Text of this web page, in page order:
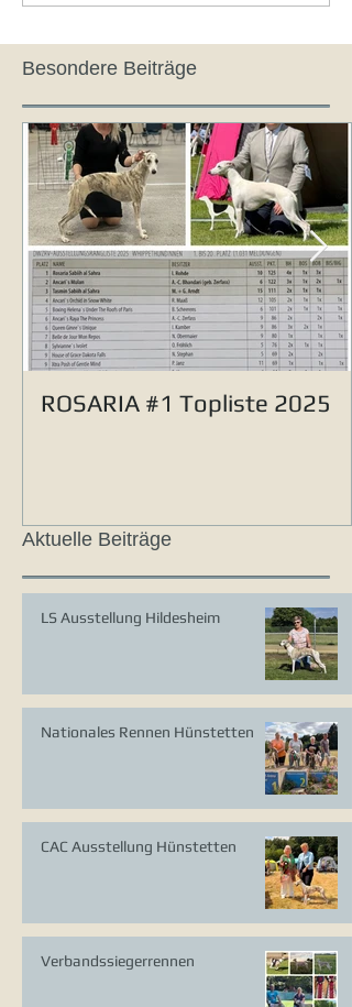
Besondere Beiträge
ROSARIA #1 Topliste 2025
Aktuelle Beiträge
LS Ausstellung Hildesheim
Nationales Rennen Hünstetten
CAC Ausstellung Hünstetten
Verbandssiegerrennen